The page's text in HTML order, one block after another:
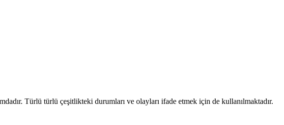
Türlü türlü çeşitlikteki durumları ve olayları ifade etmek için de kullanılmaktadır.